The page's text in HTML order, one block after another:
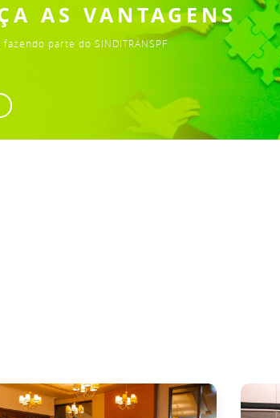
AS VANTAGENS
parte do SINDITRANSPF